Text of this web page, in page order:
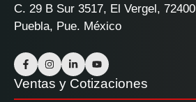
C. 29 B Sur 3517, El Vergel, 72400
Puebla, Pue. México
Ventas y Cotizaciones